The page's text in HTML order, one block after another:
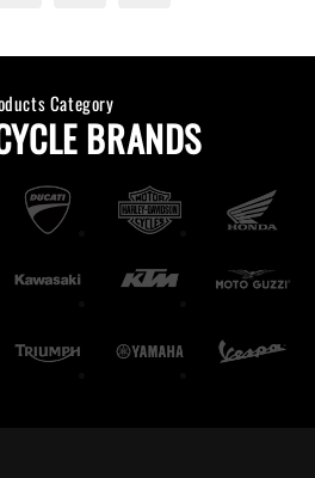
Category
BRANDS